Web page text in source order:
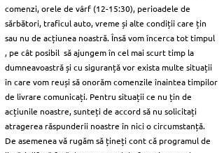
comenzi, orele de vârf (12-15:30), perioadele de
sărbători, traficul auto, vreme și alte condiții care țin
sau nu de acțiunea noastră. Însă vom încerca tot timpul
, pe cât posibil să ajungem în cel mai scurt timp la
dumneavoastră și cu siguranță vor exista multe situații
în care vom reuși să onorăm comenzile înaintea timpilor
de livrare comunicați. Pentru situații ce nu țin de
acțiunile noastre, sunteți​ de accord să nu solicitați
atragerea răspunderii noastre în nici o circumstanță.
De asemenea vă rugăm să țineți cont că programul de